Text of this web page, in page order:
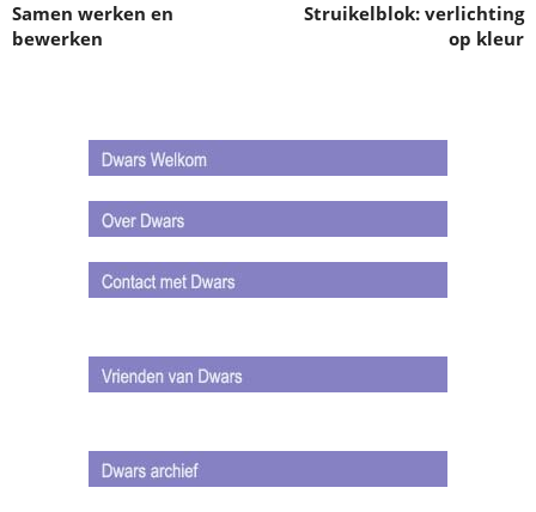
Samen werken en
bewerken
Struikelblok: verlichting
op kleur